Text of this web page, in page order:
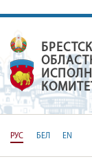
РУС БЕЛ EN